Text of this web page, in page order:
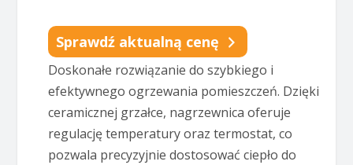
Sprawdź aktualną cenę
Doskonałe rozwiązanie do szybkiego i
efektywnego ogrzewania pomieszczeń. Dzięki
ceramicznej grzałce, nagrzewnica oferuje
regulację temperatury oraz termostat, co
pozwala precyzyjnie dostosować ciepło do